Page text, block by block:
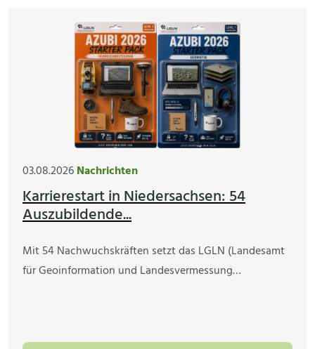
03.08.2026Nachrichten
Karrierestart in Niedersachsen: 54
Auszubildende...
Mit 54 Nachwuchskräften setzt das LGLN (Landesamt
für Geoinformation und Landesvermessung…